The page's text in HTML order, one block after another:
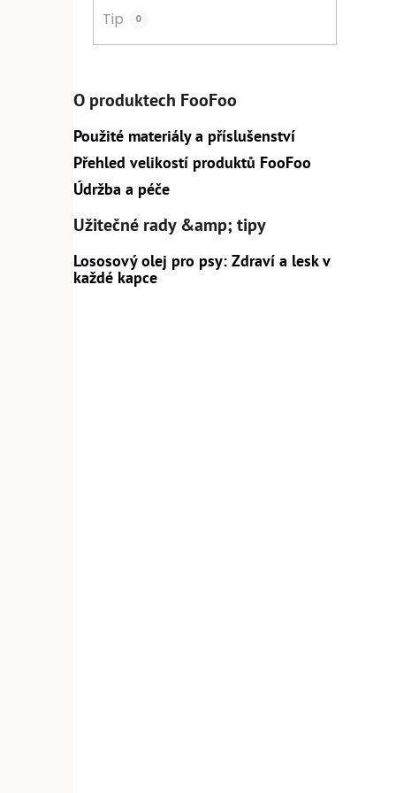
Tip 0
O produktech FooFoo
Použité materiály a příslušenství
Přehled velikostí produktů FooFoo
Údržba a péče
Užitečné rady &amp; tipy
Lososový olej pro psy: Zdraví a lesk v
každé kapce